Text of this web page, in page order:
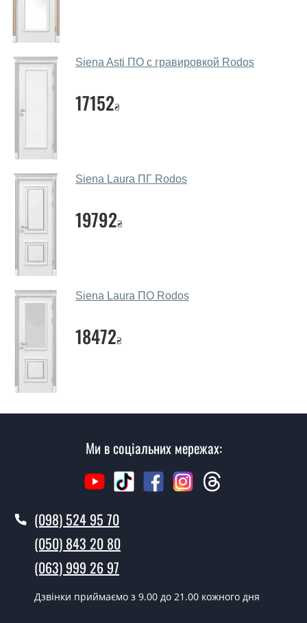
месенджери, онлайн-чат або безпосередньо в нашому
салоні-магазині.
Які основні особливості та переваги
ваших міжкімнатних дверей?
накладками товщиною 20 мм. Завдяки такій товщині
МДФ, вся конструкція виходить дуже міцною та
надійною.
Які дверні полотна порадите?
Наші рекомендації залежать від необхідних
параметрів, бюджету та інших факторів. Підбір
дверних полотен проводиться індивідуально для
кожного відвідувача.
Так, робимо. Наші фахівці можуть зробити замір та
консультацію на виїзді. Кожен співробітник має з
собою каталоги кольорів та візерунків. Після виміру та
консультації Ви можете оформити заявку, не
Ви робите установку дверних
Так робимо. Монтаж дверних полотен проводиться
згідно з чергою, у всі дні крім неділі.
Скільки коштує встановлення дверей
Venezia ПГ RAL?
Siena Asti ПО с гравировкой Rodos
17152₴
Siena Laura ПГ Rodos
19792₴
Siena Laura ПО Rodos
18472₴
Ми в соціальних мережах:
(098) 524 95 70
(050) 843 20 80
(063) 999 26 97
Дзвінки приймаємо з 9.00 до 21.00 кожного дня